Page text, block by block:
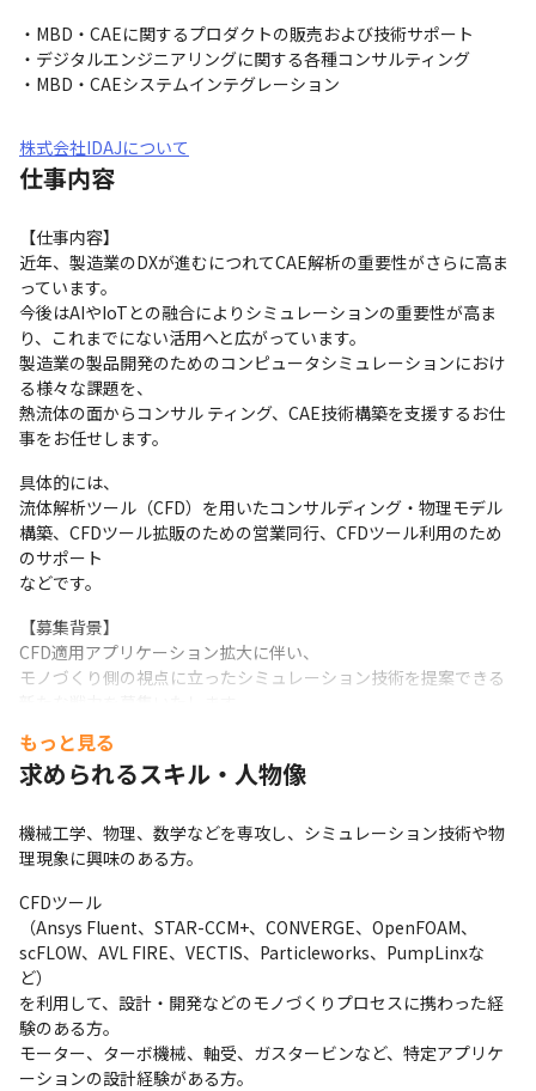
・MBD・CAEに関するプロダクトの販売および技術サポート
・デジタルエンジニアリングに関する各種コンサルティング
・MBD・CAEシステムインテグレーション
株式会社IDAJについて
仕事内容
【仕事内容】
近年、製造業のDXが進むにつれてCAE解析の重要性がさらに高ま
っています。
今後はAIやIoTとの融合によりシミュレーションの重要性が高ま
り、これまでにない活用へと広がっています。
製造業の製品開発のためのコンピュータシミュレーションにおけ
る様々な課題を、
熱流体の面からコンサル ティング、CAE技術構築を支援するお仕
事をお任せします。
具体的には、
流体解析ツール（CFD）を用いたコンサルディング・物理モデル
構築、CFDツール拡販のための営業同行、CFDツール利用のため
のサポート
などです。
【募集背景】
CFD適用アプリケーション拡大に伴い、
モノづくり側の視点に立ったシミュレーション技術を提案できる
来の技術を身につけてください。
「新しい技術へ挑戦する精神」「プロフェッショナル志向」「協
働意識」を持つメンバーが、創造的かつ自発的に活動できる環境
を提供します。
大手製造業の企業様がクライアントであり、日々新しい技術に取
り組むことに喜びを感じられます。
【研修】
先輩が教育係としてつく他、まずはOJTでシミュレーションを学
んでいただきます。
未経験でもCAEプロフェッショナルとしてのキャリアを積んでい
ただくことができます。
もっと見る
求められるスキル・人物像
機械工学、物理、数学などを専攻し、シミュレーション技術や物
理現象に興味のある方。
CFDツール
（Ansys Fluent、STAR-CCM+、CONVERGE、OpenFOAM、
scFLOW、AVL FIRE、VECTIS、Particleworks、PumpLinxな
ど）
を利用して、設計・開発などのモノづくりプロセスに携わった経
験のある方。
モーター、ターボ機械、軸受、ガスタービンなど、特定アプリケ
ーションの設計経験がある方。